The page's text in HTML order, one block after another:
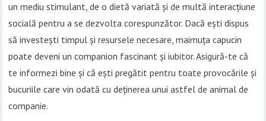
un mediu stimulant, de o dietă variată și de multă interacțiune
socială pentru a se dezvolta corespunzător. Dacă ești dispus
să investești timpul și resursele necesare, maimuța capucin
poate deveni un companion fascinant și iubitor. Asigură-te că
te informezi bine și că ești pregătit pentru toate provocările și
bucuriile care vin odată cu deținerea unui astfel de animal de
companie.